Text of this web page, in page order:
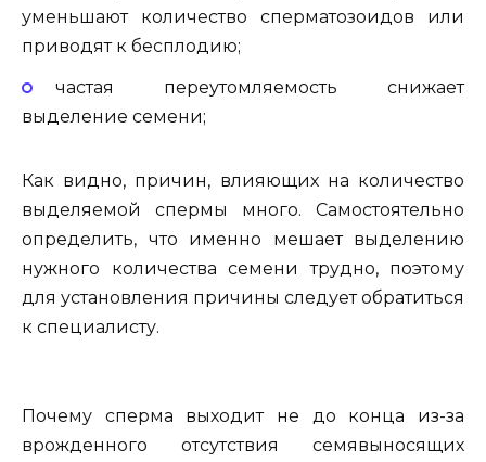
уменьшают количество сперматозоидов или
приводят к бесплодию;
частая переутомляемость снижает
выделение семени;
Как видно, причин, влияющих на количество
выделяемой спермы много. Самостоятельно
определить, что именно мешает выделению
нужного количества семени трудно, поэтому
для установления причины следует обратиться
к специалисту.
Почему сперма выходит не до конца из-за
врожденного отсутствия семявыносящих